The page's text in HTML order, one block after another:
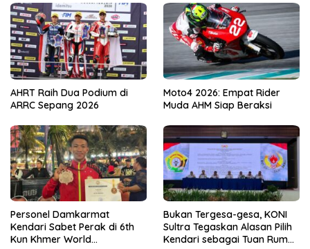
AHRT Raih Dua Podium di
ARRC Sepang 2026
Moto4 2026: Empat Rider
Muda AHM Siap Beraksi
Personel Damkarmat
Kendari Sabet Perak di 6th
Kun Khmer World
Bukan Tergesa-gesa, KONI
Sultra Tegaskan Alasan Pilih
Kendari sebagai Tuan Rumah